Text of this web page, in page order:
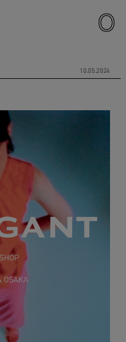
10.05.2024